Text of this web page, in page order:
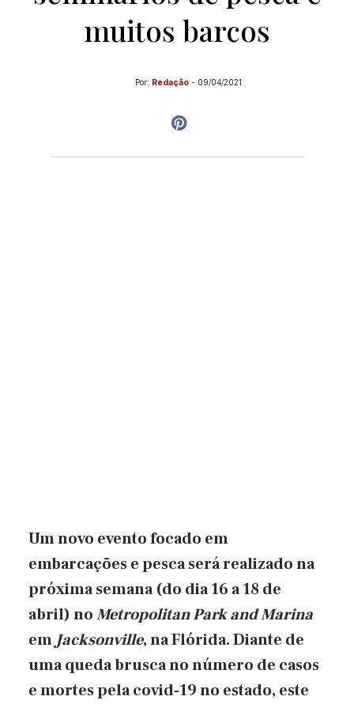
muitos barcos
Por: Redação - 09/04/2021
Um novo evento focado em
embarcações e pesca será realizado na
próxima semana (do dia 16 a 18 de
abril) noMetropolitan Park and Marina
em Jacksonville, na Flórida. Diante de
uma queda brusca no número de casos
e mortes pela covid-19 no estado, este